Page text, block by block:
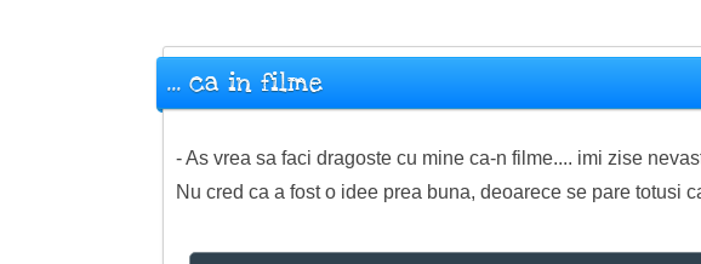
... ca in filme
- As vrea sa faci dragoste cu mine ca-n filme.... imi zise
Nu cred ca a fost o idee prea buna, deoarece se pare totusi